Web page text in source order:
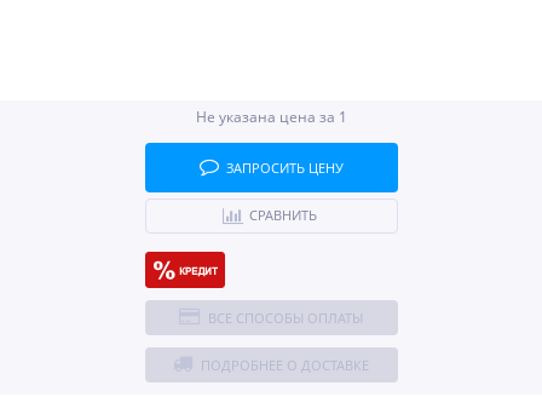
Не указана цена за 1
ЗАПРОСИТЬ ЦЕНУ
СРАВНИТЬ
ВСЕ СПОСОБЫ ОПЛАТЫ
ПОДРОБНЕЕ О ДОСТАВКЕ